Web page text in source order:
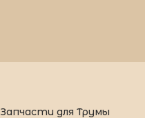
Запчасти для Трумы